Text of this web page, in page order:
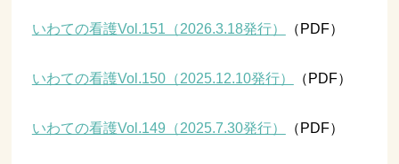
いわての看護Vol.151（2026.3.18発行） （PDF）
いわての看護Vol.150（2025.12.10発行） （PDF）
いわての看護Vol.149（2025.7.30発行） （PDF）